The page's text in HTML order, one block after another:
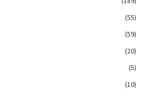
(55)
(59)
(20)
(5)
(10)